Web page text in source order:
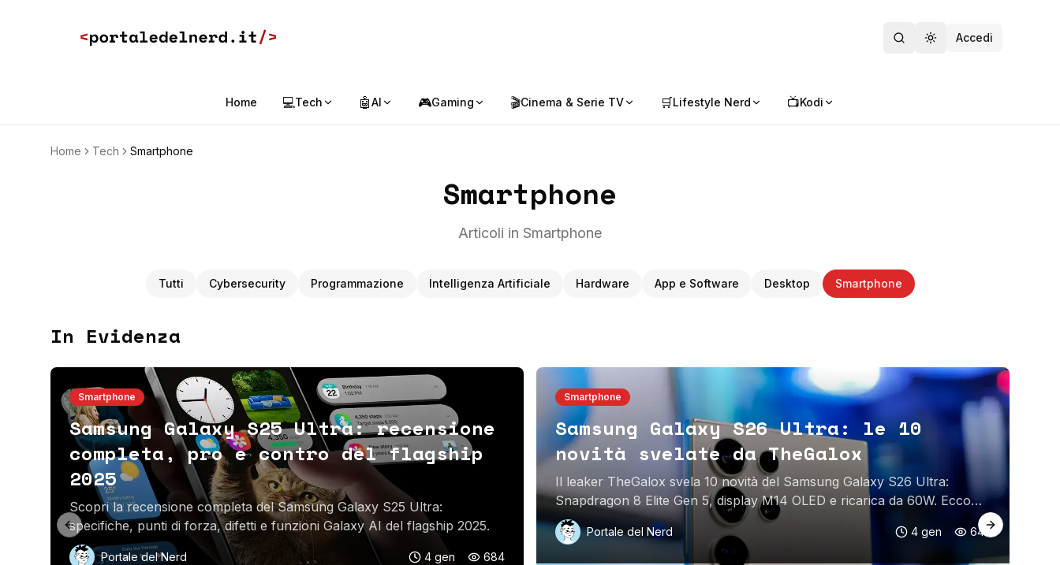
Toggle theme
Accedi
Home 💻Tech 🤖AI 🎮Gaming 🎬Cinema & Serie TV 🛒Lifestyle Nerd 📺Kodi
Home Tech Smartphone
Smartphone
Articoli in Smartphone
Tutti Cybersecurity Programmazione Intelligenza Artificiale Hardware App e Software Desktop Smartphone
In Evidenza
Smartphone
Samsung Galaxy S25 Ultra: recensione
completa, pro e contro del flagship
2025
Scopri la recensione completa del Samsung Galaxy S25 Ultra:
specifiche, punti di forza, difetti e funzioni Galaxy AI del flagship 2025.
Portale del Nerd 4 gen 684
Smartphone
Samsung Galaxy S26 Ultra: le 10
novità svelate da TheGalox
Il leaker TheGalox svela 10 novità del Samsung Galaxy S26 Ultra:
Snapdragon 8 Elite Gen 5, display M14 OLED e ricarica da 60W. Ecco
tutti i dettagli!
Portale del Nerd 4 gen 642
Previous slide Next slide